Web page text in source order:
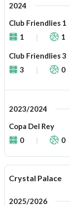
2024
Club Friendlies 1
1
1
Club Friendlies 3
3
0
2023/2024
Copa Del Rey
0
0
Crystal Palace
2025/2026